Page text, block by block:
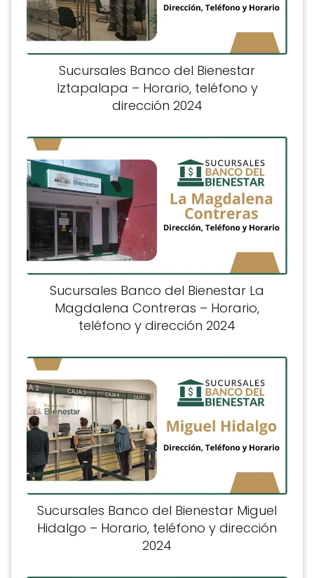
Sucursales Banco del Bienestar
Iztapalapa – Horario, teléfono y
dirección 2024
Sucursales Banco del Bienestar La
Magdalena Contreras – Horario,
teléfono y dirección 2024
Sucursales Banco del Bienestar Miguel
Hidalgo – Horario, teléfono y dirección
2024